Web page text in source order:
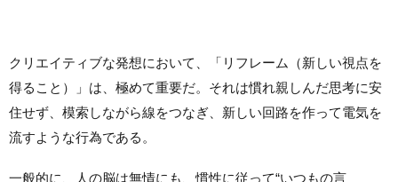
クリエイティブな発想において、「リフレーム（新しい視点を
得ること）」は、極めて重要だ。それは慣れ親しんだ思考に安
住せず、模索しながら線をつなぎ、新しい回路を作って電気を
流すような行為である。
一般的に、人の脳は無情にも、慣性に従って“いつもの言